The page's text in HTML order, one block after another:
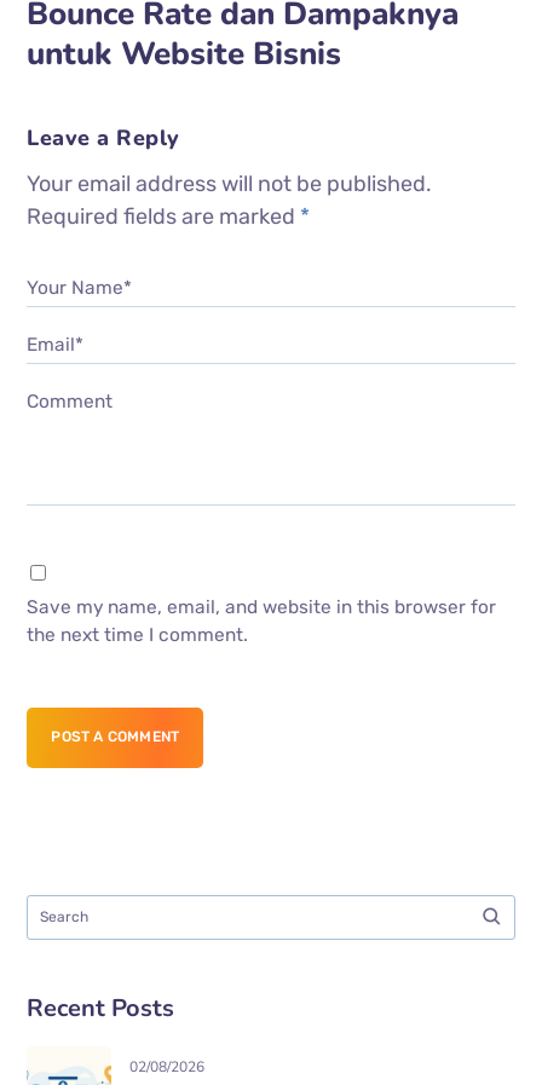
Bounce Rate dan Dampaknya
untuk Website Bisnis
Leave a Reply
Your email address will not be published.
Required fields are marked *
Your Name*
Email*
Comment
Save my name, email, and website in this browser for
the next time I comment.
POST A COMMENT
Recent Posts
02/08/2026